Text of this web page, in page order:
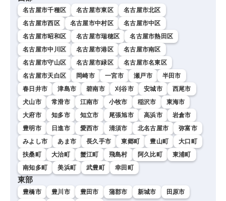
名古屋市千種区 名古屋市東区
名古屋市北区
名古屋市西区
名古屋市中村区
名古屋市中区
名古屋市昭和区
名古屋市瑞穂区
名古屋市熱田区
名古屋市中川区
名古屋市港区
名古屋市南区
名古屋市守山区
名古屋市緑区
名古屋市名東区
名古屋市天白区
岡崎市 一宮市 瀬戸市
半田市
春日井市
津島市 碧南市 刈谷市 安城市
西尾市
犬山市
常滑市 江南市 小牧市 稲沢市
東海市
大府市
知多市 知立市 尾張旭市 高浜市
岩倉市
豊明市
日進市 愛西市 清須市 北名古屋市
弥富市
みよし市
あま市 長久手市 東郷町 豊山町
大口町
扶桑町
大治町 蟹江町 飛島村 阿久比町
東浦町
南知多町
美浜町 武豊町 幸田町
東部
豊橋市 豊川市 豊田市 蒲郡市 新城市
田原市